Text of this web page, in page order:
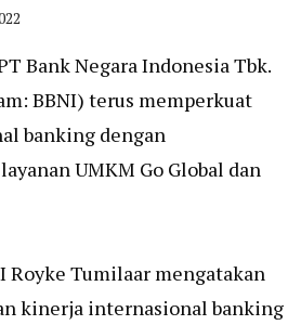
Bank Negara Indonesia Tbk.
BBNI) terus memperkuat
banking dengan
UMKM Go Global dan
Royke Tumilaar mengatakan
kinerja internasional banking